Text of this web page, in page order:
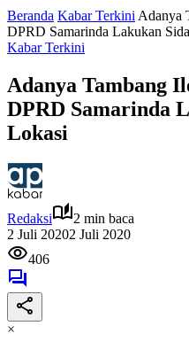
Beranda Kabar Terkini Adanya
DPRD Samarinda Lakukan
Kabar Terkini
Adanya Tambang
DPRD Samarinda
Lokasi
Redaksi
2 min baca
2 Juli 20202 Juli 2020
406
×